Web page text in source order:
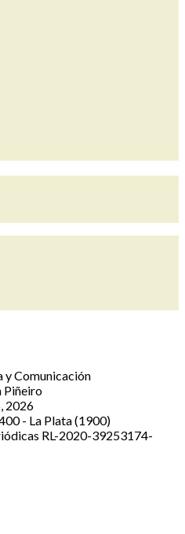
y Comunicación
Piñeiro
2026
- La Plata (1900)
RL-2020-39253174-